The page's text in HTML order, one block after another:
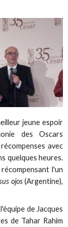
jeune espoir
des Oscars
avec
quelques heures.
l'un
ojos(Argentine),
de Jacques
de Tahar Rahim